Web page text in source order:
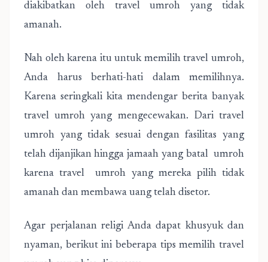
diakibatkan oleh travel umroh yang tidak
amanah.
Nah oleh karena itu untuk memilih travel umroh,
Anda harus berhati-hati dalam memilihnya.
Karena seringkali kita mendengar berita banyak
travel umroh yang mengecewakan. Dari travel
umroh yang tidak sesuai dengan fasilitas yang
telah dijanjikan hingga jamaah yang batal umroh
karena travel umroh yang mereka pilih tidak
amanah dan membawa uang telah disetor.
Agar perjalanan religi Anda dapat khusyuk dan
nyaman, berikut ini beberapa tips memilih travel